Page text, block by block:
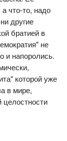
что-то, надо
другие
братией в
не
и напоролись.
которой уже
в мире,
целостности